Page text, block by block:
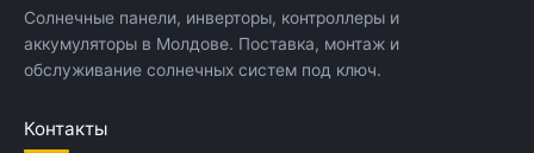
Солнечные панели, инверторы, контроллеры и
аккумуляторы в Молдове. Поставка, монтаж и
обслуживание солнечных систем под ключ.
Контакты